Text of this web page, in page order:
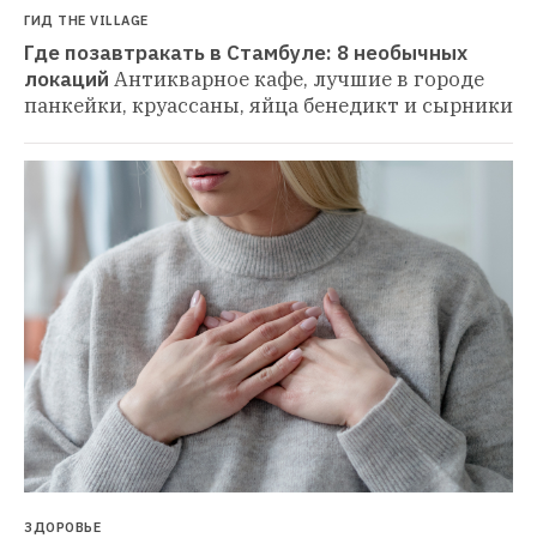
ГИД THE VILLAGE
Где позавтракать в Стамбуле: 8 необычных
локаций Антикварное кафе, лучшие в городе
панкейки, круассаны, яйца бенедикт и сырники
ЗДОРОВЬЕ